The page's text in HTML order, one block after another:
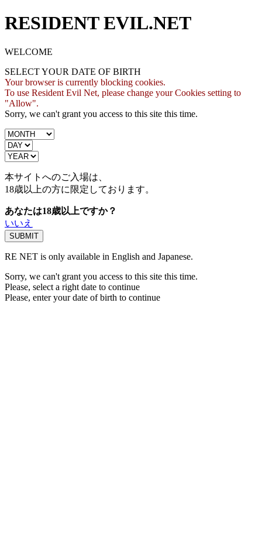
RESIDENT EVIL.NET
WELCOME
SELECT YOUR DATE OF BIRTH
Your browser is currently blocking cookies.
To use Resident Evil Net, please change your Cookies setting to
"Allow".
Sorry, we can't grant you access to this site this time.
本サイトへのご入場は、
18歳以上の方に限定しております。
あなたは18歳以上ですか？
いいえ
RE NET is only available in English and Japanese.
Sorry, we can't grant you access to this site this time.
Please, select a right date to continue
Please, enter your date of birth to continue